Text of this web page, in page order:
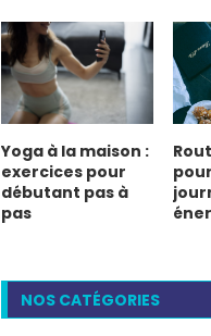
Yoga à la maison :
exercices pour
débutant pas à
pas
NOS CATÉGORIES